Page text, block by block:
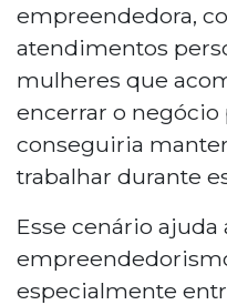
empreendedora,
atendimentos
mulheres que
encerrar o negócio
conseguiria
trabalhar durante
Esse cenário
especialmente